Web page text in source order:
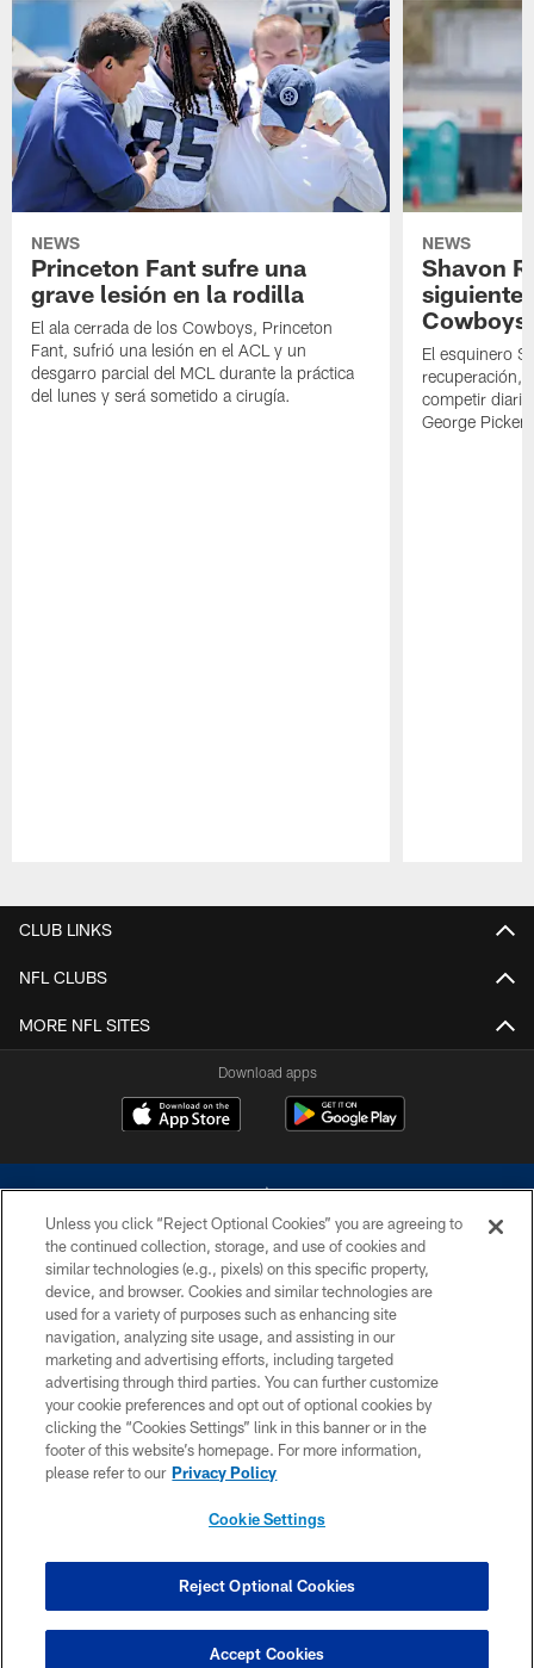
NEWS
Princeton Fant sufre una
grave lesión en la rodilla
El ala cerrada de los Cowboys, Princeton
Fant, sufrió una lesión en el ACL y un
desgarro parcial del MCL durante la práctica
del lunes y será sometido a cirugía.
NEWS
Shavon
siguiente
Cowboys
El esquinero
recuperación,
competir
George
CLUB LINKS
NFL CLUBS
MORE NFL SITES
Download apps
©2026 Dallas Cowboys. All rights reserved. Do not duplicate in any form
without permission of the Dallas Cowboys. The Dallas Cowboys
Cheerleaders will not initiate contact with any person to request personal or
financial information.
PRIVACY POLICY
ACCESSIBILITY
SITE MAP
COOKIE SETTINGS
Unless you click “Reject Optional Cookies” you are agreeing to
the continued collection, storage, and use of cookies and
similar technologies (e.g., pixels) on this specific property,
device, and browser. Cookies and similar technologies are
used for a variety of purposes such as enhancing site
navigation, analyzing site usage, and assisting in our
marketing and advertising efforts, including targeted
advertising through third parties. You can further customize
your cookie preferences and opt out of optional cookies by
clicking the “Cookies Settings” link in this banner or in the
footer of this website’s homepage. For more information,
please refer to our Privacy Policy
Cookie Settings
Reject Optional Cookies
Accept Cookies